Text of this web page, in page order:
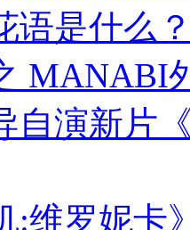
语是什么
MANABI
自演新片
:维罗妮